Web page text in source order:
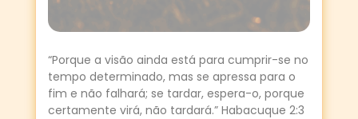
“Porque a visão ainda está para cumprir-se no
tempo determinado, mas se apressa para o
fim e não falhará; se tardar, espera-o, porque
certamente virá, não tardará.” Habacuque 2:3